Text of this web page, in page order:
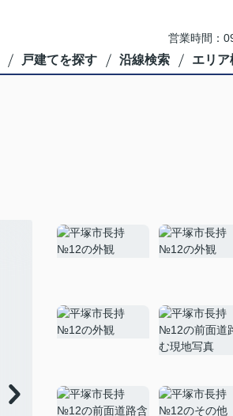
営業時間：
戸建てを探す 沿線検索 エリア